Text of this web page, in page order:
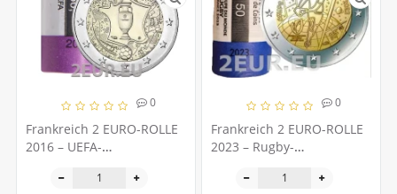
0
Frankreich 2 EURO-ROLLE
2016 – UEFA-
0
Frankreich 2 EURO-ROLLE
2023 – Rugby-
Frankreich